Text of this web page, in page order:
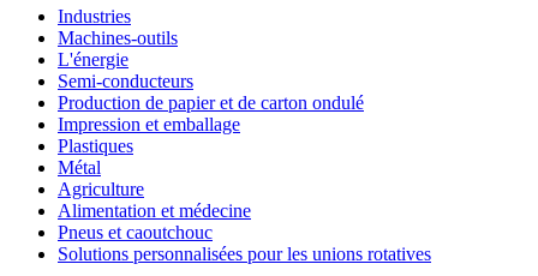
Industries
Machines-outils
L'énergie
Semi-conducteurs
Production de papier et de carton ondulé
Impression et emballage
Plastiques
Métal
Agriculture
Alimentation et médecine
Pneus et caoutchouc
Solutions personnalisées pour les unions rotatives